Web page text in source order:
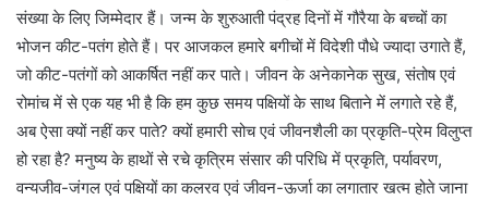
संख्या के लिए जिम्मेदार हैं। जन्म के शुरुआती पंद्रह दिनों में गौरैया के बच्चों का
भोजन कीट-पतंग होते हैं। पर आजकल हमारे बगीचों में विदेशी पौधे ज्यादा उगाते हैं,
जो कीट-पतंगों को आकर्षित नहीं कर पाते। जीवन के अनेकानेक सुख, संतोष एवं
रोमांच में से एक यह भी है कि हम कुछ समय पक्षियों के साथ बिताने में लगाते रहे हैं,
अब ऐसा क्यों नहीं कर पाते? क्यों हमारी सोच एवं जीवनशैली का प्रकृति-प्रेम विलुप्त
हो रहा है? मनुष्य के हाथों से रचे कृत्रिम संसार की परिधि में प्रकृति, पर्यावरण,
वन्यजीव-जंगल एवं पक्षियों का कलरव एवं जीवन-ऊर्जा का लगातार खत्म होते जाना